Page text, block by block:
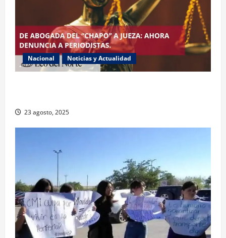
Nacional Noticias y Actualidad
23 agosto, 2025